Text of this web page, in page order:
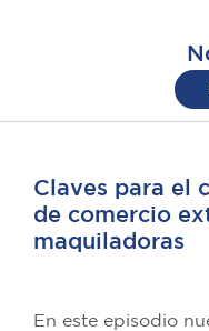
Claves para el
de comercio
maquiladoras
En este episodio